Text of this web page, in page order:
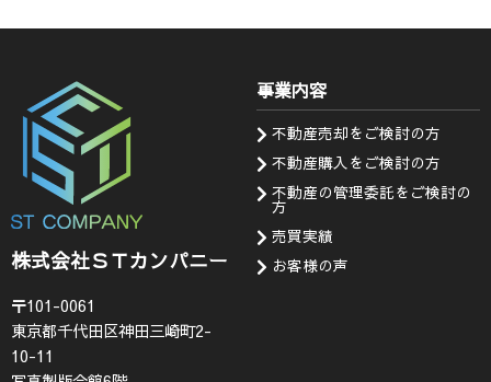
株式会社ＳＴカンパニー
〒101-0061
東京都千代田区神田三崎町2-
10-11
事業内容
不動産売却をご検討の方
不動産購入をご検討の方
不動産の管理委託をご検討の
方
売買実績
お客様の声